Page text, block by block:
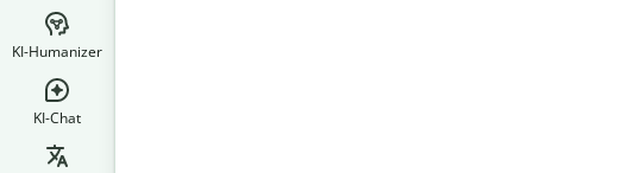
KI-Humanizer
KI-Chat